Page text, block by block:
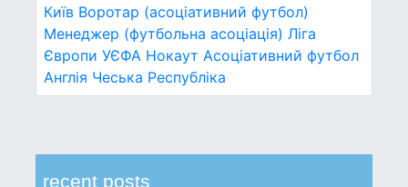
Київ Воротар (асоціативний футбол)
Менеджер (футбольна асоціація) Ліга
Європи УЄФА Нокаут Асоціативний футбол
Англія Чеська Республіка
recent posts